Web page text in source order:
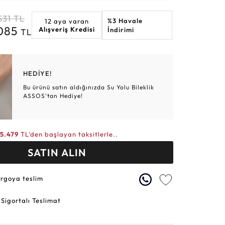
Elmas Bilezikler
Altın Tesbihler
Altın Hasır Setler
Violet Burç
TL
TL
12 aya varan
Alışveriş Kredisi
%3 Havale
İndirimi
HEDİYE!
Bu ürünü satın aldığınızda Su Yolu Bileklik
ASSOS’tan Hediye!
TL'den başlayan taksitlerle..
SATIN ALIN
teslim
Teslimat